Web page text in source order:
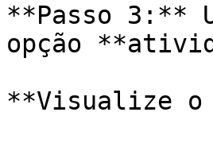
**Passo 3:**
opção
**Visualize o